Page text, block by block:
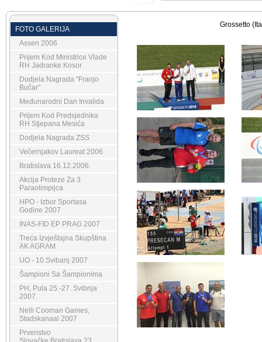
Grossetto
FOTO GALERIJA
Assen 2006
Prijem Kod Ministrice Vlade
RH Jadranke Kosor
Dodjela Nagrada "Franjo
Bučar"
Međunarodni Dan Invalida
Prijem Kod Predsjednika
RH Stjepana Mesića
Dodjela Nagrada ZSS
Večernjakov Laureat 2006
Bratislava 16.12.2006.
Akcija Proteze Za 3
Paraolimpijca
HPO - Izbor Sportasa
Godine 2007
INAS-FID EP PRAG 2007
Treća Izvještajna Skupština
AK AGRAM
UO - 10.Svibanj 2007
Šampioni Sa Šampionima
PH, Pula 25.-27. Svibnja
2007.
Nelli Cooman Games,
Stadskanaal 2007
Prvenstvo